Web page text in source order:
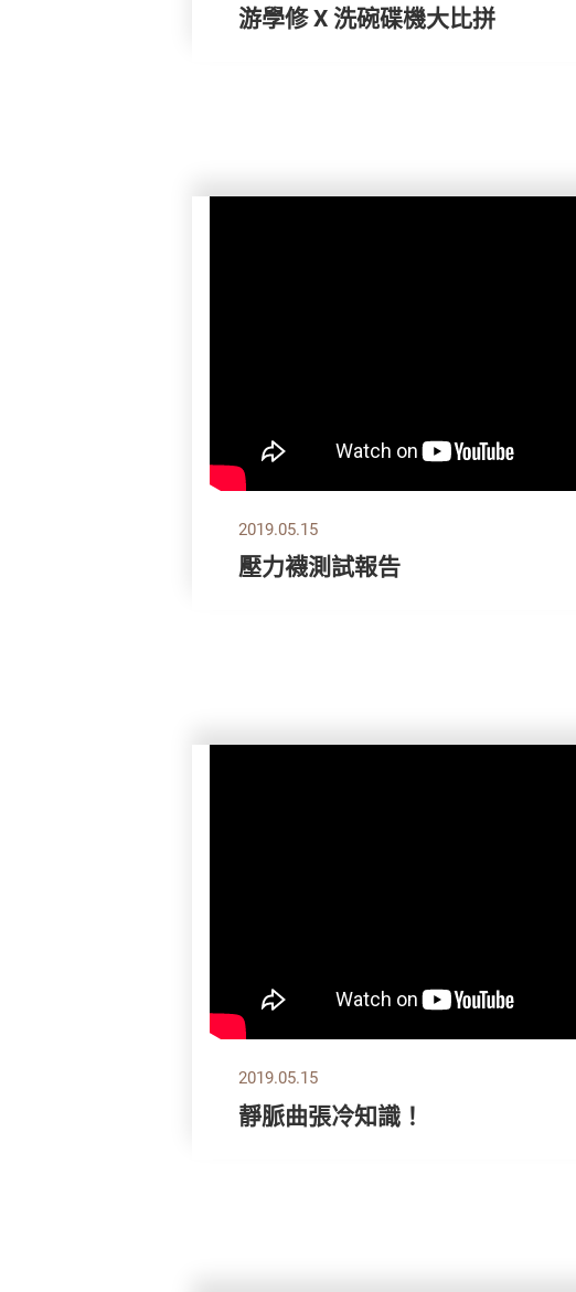
游學修 X 洗碗碟機大比拼
2019.05.15
壓力襪測試報告
2019.05.15
靜脈曲張冷知識！